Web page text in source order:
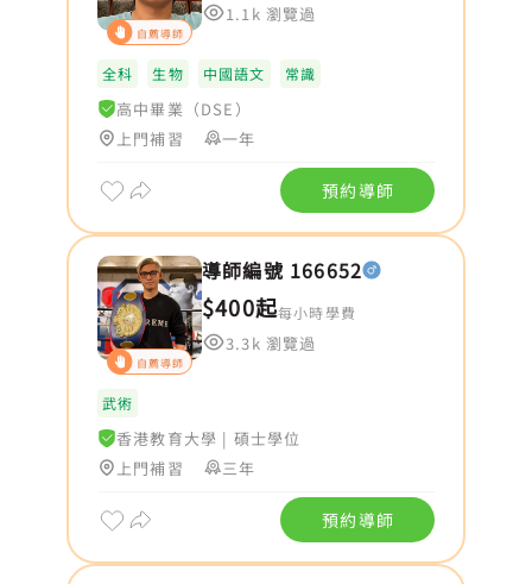
自薦導師
1.1k 瀏覽過
全科 生物 中國語文 常識
高中畢業（DSE）
上門補習
一年
預約導師
自薦導師
導師編號 166652
$400起每小時學費
3.3k 瀏覽過
武術
香港教育大學 | 碩士學位
上門補習
三年
預約導師